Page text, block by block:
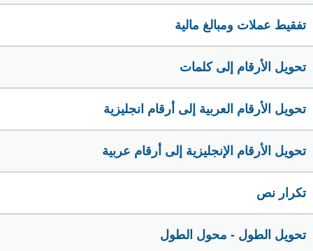
تفقيط عملات ومبالغ مالية
تحويل الأرقام إلى كلمات
تحويل الأرقام العربية إلى أرقام انجليزية
تحويل الأرقام الإنجليزية إلى أرقام عربية
تكرار نص
تحويل الطول - محول الطول